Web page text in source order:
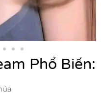
Phổ Biến: